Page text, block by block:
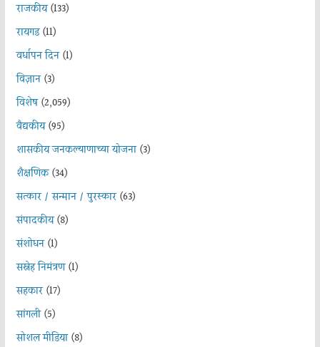
राजकीय(133)
रायगड(11)
वर्धापन दिन(1)
विज्ञान(3)
विशेष(2,059)
वैद्यकीय(95)
शासकीय जनकल्याणाच्या योजना(3)
शैक्षणिक(34)
सत्कार / सन्मान / पुरस्कार(63)
संपादकीय(8)
संशोधन(1)
सस्नेह निमंत्रण(1)
सहकार(17)
सांगली(5)
सोशल मीडिया(8)